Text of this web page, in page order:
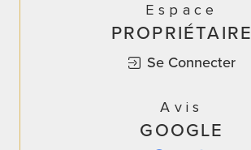
Espace
PROPRIÉTAIRE
Se Connecter
Avis
GOOGLE